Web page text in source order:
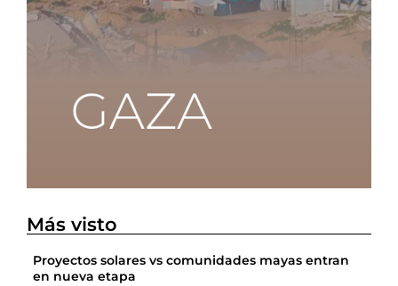
Más visto
Proyectos solares vs comunidades mayas entran
en nueva etapa